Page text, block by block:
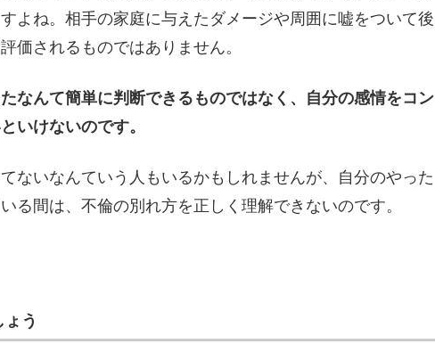
よね。相手の家庭に与えたダメージや周囲に嘘をついて後
価されるものではありません。
なんて簡単に判断できるものではなく、自分の感情をコン
いけないのです。
ないなんていう人もいるかもしれませんが、自分のやった
る間は、不倫の別れ方を正しく理解できないのです。
う